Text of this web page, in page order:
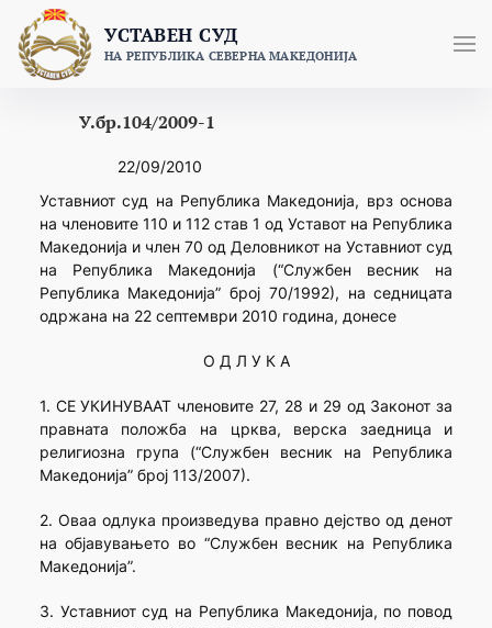
content
УСТАВЕН СУД
НА РЕПУБЛИКА СЕВЕРНА МАКЕДОНИЈА
У.бр.104/2009-1
22/09/2010
Уставниот суд на Република Македонија, врз основа
на членовите 110 и 112 став 1 од Уставот на Република
Македонија и член 70 од Деловникот на Уставниот суд
на Република Македонија (“Службен весник на
Република Македонија” број 70/1992), на седницата
одржана на 22 септември 2010 година, донесе
О Д Л У К А
1. СЕ УКИНУВААТ членовите 27, 28 и 29 од Законот за
правната положба на црква, верска заедница и
религиозна група (“Службен весник на Република
Македонија” број 113/2007).
2. Оваа одлука произведува правно дејство од денот
на објавувањето во “Службен весник на Република
Македонија”.
3. Уставниот суд на Република Македонија, по повод